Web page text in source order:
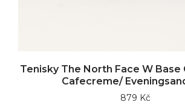
Tenisky The North Face W Base
Cafecreme/
879 Kč